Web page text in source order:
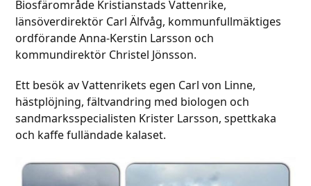
Biosfärområde Kristianstads Vattenrike,
länsöverdirektör Carl Älfvåg, kommunfullmäktiges
ordförande Anna-Kerstin Larsson och
kommundirektör Christel Jönsson.
Ett besök av Vattenrikets egen Carl von Linne,
hästplöjning, fältvandring med biologen och
sandmarksspecialisten Krister Larsson, spettkaka
och kaffe fulländade kalaset.